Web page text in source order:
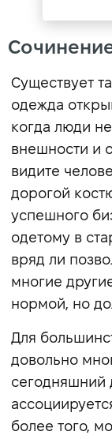
Существует
одежда
когда люди
внешности и
видите
дорогой
успешного
одетому в
вряд ли
многие
нормой, но
Для
довольно
сегодняшний
более того,